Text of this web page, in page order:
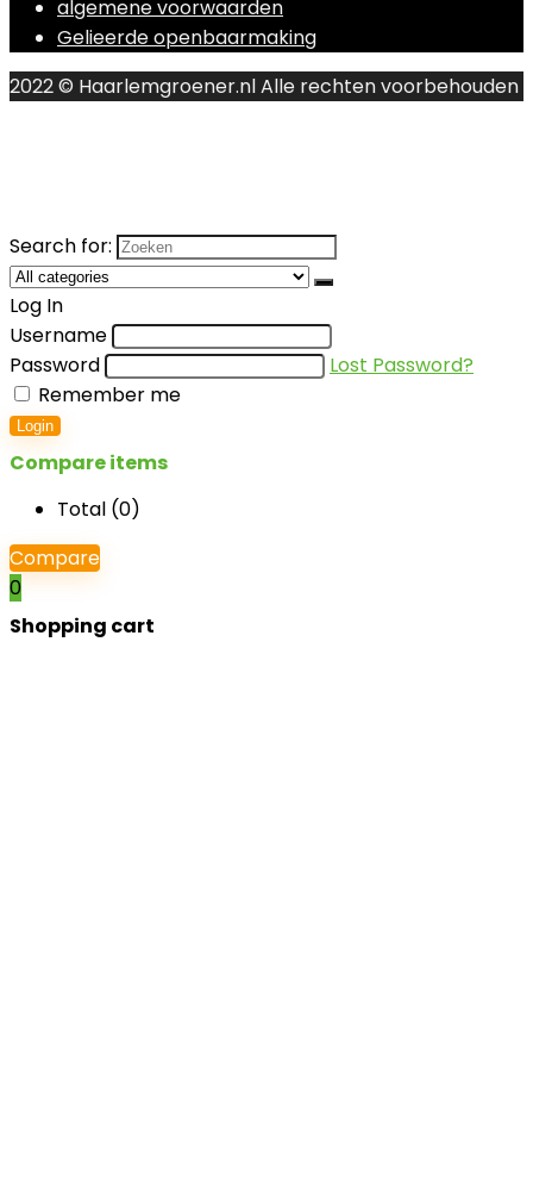
algemene voorwaarden
Gelieerde openbaarmaking
2022 © Haarlemgroener.nl Alle rechten voorbehouden
Search for:
Log In
Username
Password
Lost Password?
Remember me
Login
Compare items
Total (0)
Compare
0
Shopping cart